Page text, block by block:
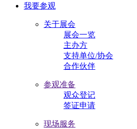
我要参观
关于展会
展会一览
主办方
支持单位/协会
合作伙伴
参观准备
观众登记
签证申请
现场服务